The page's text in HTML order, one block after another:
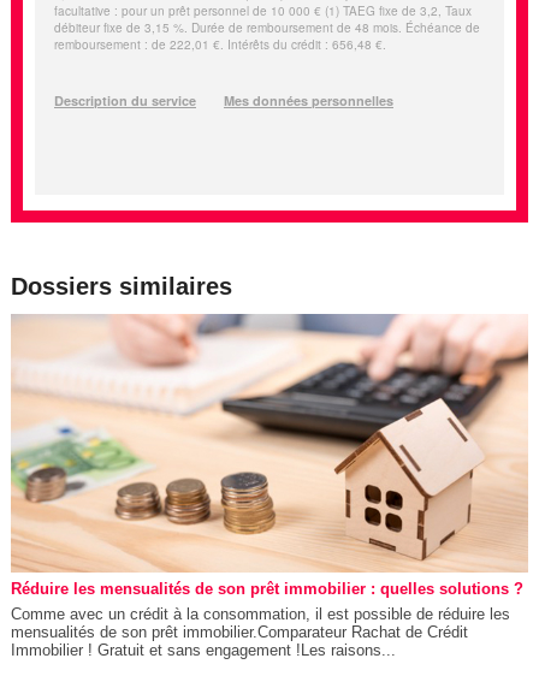
Dossiers similaires
Réduire les mensualités de son prêt immobilier : quelles solutions ?
Comme avec un crédit à la consommation, il est possible de réduire les
mensualités de son prêt immobilier.Comparateur Rachat de Crédit
Immobilier ! Gratuit et sans engagement !Les raisons...